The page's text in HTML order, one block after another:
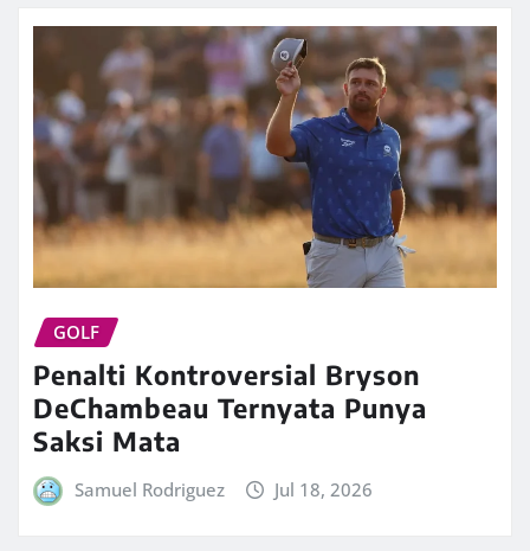
GOLF
Penalti Kontroversial Bryson
DeChambeau Ternyata Punya
Saksi Mata
Samuel Rodriguez Jul 18, 2026